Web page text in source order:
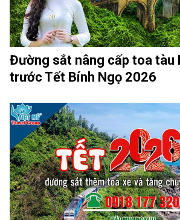
Đường sắt nâng cấp toa tàu
trước Tết Bính Ngọ 2026